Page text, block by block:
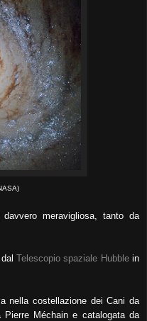
meravigliosa, tanto da
Telescopio spaziale Hubblein
nella costellazione dei Cani da
Méchain e catalogata da